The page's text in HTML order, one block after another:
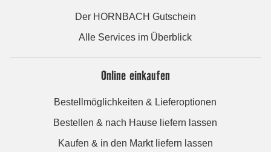
Der HORNBACH Gutschein
Alle Services im Überblick
Online einkaufen
Bestellmöglichkeiten & Lieferoptionen
Bestellen & nach Hause liefern lassen
Kaufen & in den Markt liefern lassen